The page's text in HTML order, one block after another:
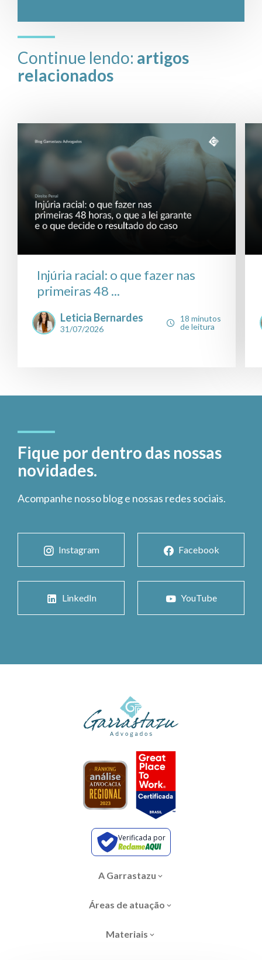
Continue lendo: artigos
relacionados
Injúria racial: o que fazer nas
primeiras 48 ...
Leticia Bernardes
31/07/2026
18 minutos
de leitura
Fique por dentro das nossas
novidades.
Acompanhe nosso blog e nossas redes sociais.
Instagram Facebook
LinkedIn YouTube
Verificada por
A Garrastazu
Áreas de atuação
Materiais